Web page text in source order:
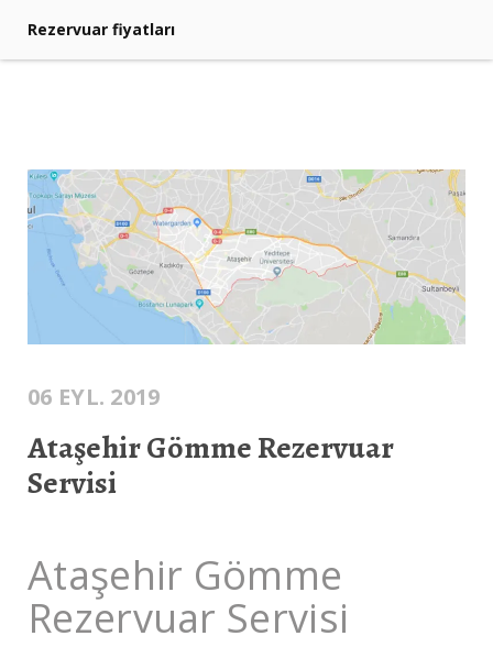
Rezervuar fiyatları
06 EYL. 2019
Ataşehir Gömme Rezervuar
Servisi
Ataşehir Gömme
Rezervuar Servisi